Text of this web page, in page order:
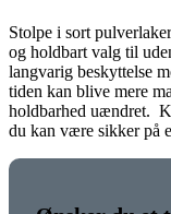
Stolpe i sort
og holdbart valg til
langvarig beskyttelse
tiden kan blive mere
holdbarhed uændret.
du kan være sikker på